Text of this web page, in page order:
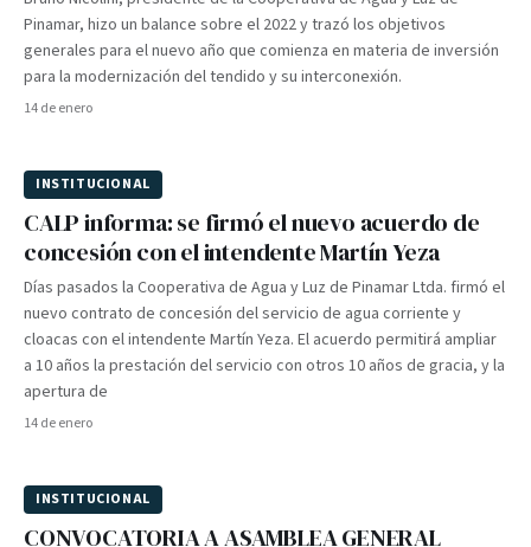
Pinamar, hizo un balance sobre el 2022 y trazó los objetivos
generales para el nuevo año que comienza en materia de inversión
para la modernización del tendido y su interconexión.
14 de enero
INSTITUCIONAL
CALP informa: se firmó el nuevo acuerdo de
concesión con el intendente Martín Yeza
Días pasados la Cooperativa de Agua y Luz de Pinamar Ltda. firmó el
nuevo contrato de concesión del servicio de agua corriente y
cloacas con el intendente Martín Yeza. El acuerdo permitirá ampliar
a 10 años la prestación del servicio con otros 10 años de gracia, y la
apertura de
14 de enero
INSTITUCIONAL
CONVOCATORIA A ASAMBLEA GENERAL